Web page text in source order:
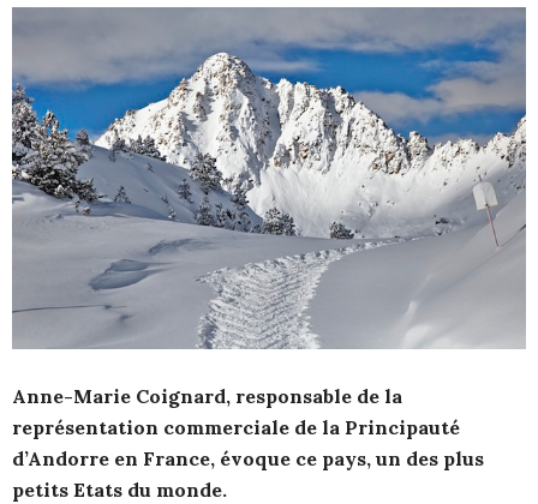
Anne-Marie Coignard, responsable de la
représentation commerciale de la Principauté
d’Andorre en France, évoque ce pays, un des plus
petits Etats du monde.